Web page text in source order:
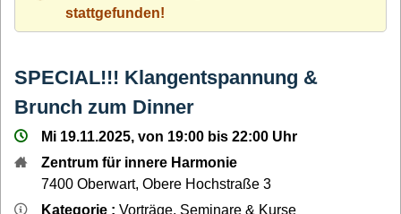
stattgefunden!
SPECIAL!!! Klangentspannung &
Brunch zum Dinner
Mi 19.11.2025, von 19:00 bis 22:00 Uhr
Zentrum für innere Harmonie
7400 Oberwart, Obere Hochstraße 3
Kategorie : Vorträge, Seminare & Kurse